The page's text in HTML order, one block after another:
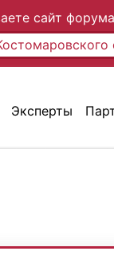
сайт
Эксперты